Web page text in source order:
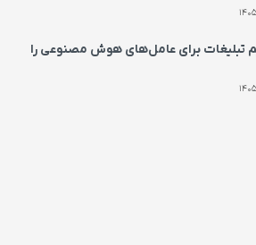
تبلیغات برای عامل‌های هوش مصنوعی را